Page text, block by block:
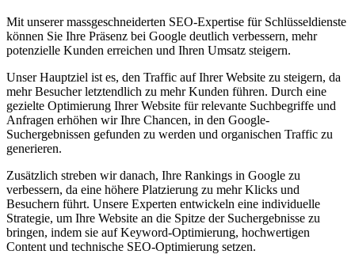
Mit unserer massgeschneiderten SEO-Expertise für Schlüsseldienste
können Sie Ihre Präsenz bei Google deutlich verbessern, mehr
potenzielle Kunden erreichen und Ihren Umsatz steigern.
Unser Hauptziel ist es, den Traffic auf Ihrer Website zu steigern, da
mehr Besucher letztendlich zu mehr Kunden führen. Durch eine
gezielte Optimierung Ihrer Website für relevante Suchbegriffe und
Anfragen erhöhen wir Ihre Chancen, in den Google-
Suchergebnissen gefunden zu werden und organischen Traffic zu
generieren.
Zusätzlich streben wir danach, Ihre Rankings in Google zu
verbessern, da eine höhere Platzierung zu mehr Klicks und
Besuchern führt. Unsere Experten entwickeln eine individuelle
Strategie, um Ihre Website an die Spitze der Suchergebnisse zu
bringen, indem sie auf Keyword-Optimierung, hochwertigen
Content und technische SEO-Optimierung setzen.